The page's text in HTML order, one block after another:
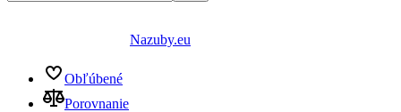
Nazuby.eu
Obľúbené
Porovnanie